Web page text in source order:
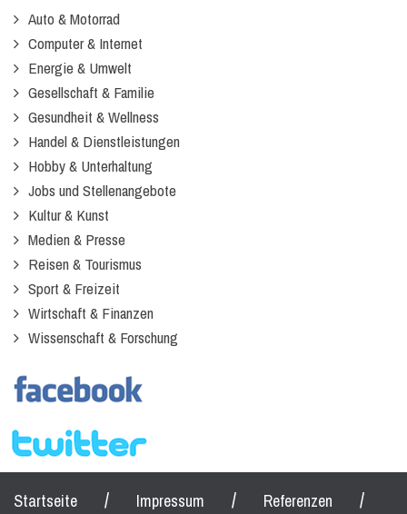
Auto & Motorrad
Computer & Internet
Energie & Umwelt
Gesellschaft & Familie
Gesundheit & Wellness
Handel & Dienstleistungen
Hobby & Unterhaltung
Jobs und Stellenangebote
Kultur & Kunst
Medien & Presse
Reisen & Tourismus
Sport & Freizeit
Wirtschaft & Finanzen
Wissenschaft & Forschung
Startseite / Impressum / Referenzen /